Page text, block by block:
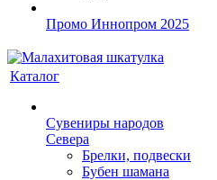
Промо Иннопром 2025
Каталог
Сувениры народов
Севера
Брелки, подвески
Бубен шамана